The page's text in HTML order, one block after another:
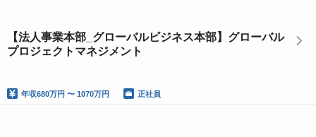
【法人事業本部_グローバルビジネス本部】グローバル
プロジェクトマネジメント
年収680万円 〜 1070万円 正社員